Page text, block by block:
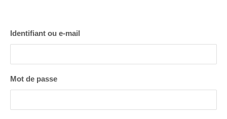
Identifiant ou e-mail
Mot de passe